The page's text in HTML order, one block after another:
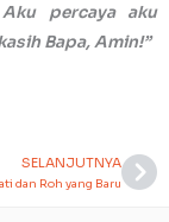
percaya aku
Bapa, Amin!”
SELANJUTNYA
dan Roh yang Baru